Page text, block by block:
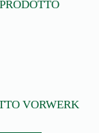
VORWERK